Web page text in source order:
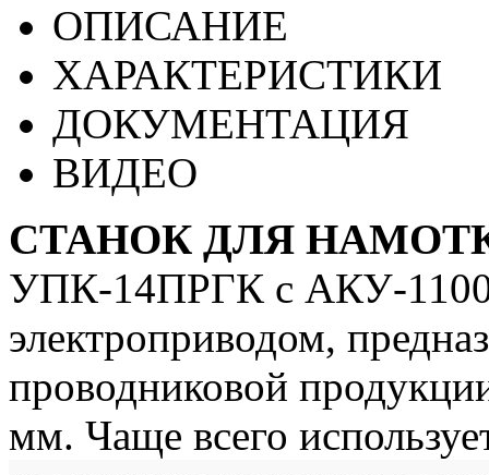
ОПИСАНИЕ
ХАРАКТЕРИСТИКИ
ДОКУМЕНТАЦИЯ
ВИДЕО
СТАНОК ДЛЯ
УПК-14ПРГК с АКУ-1100 -
электроприводом,
проводниковой
мм. Чаще всего